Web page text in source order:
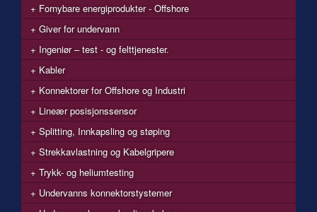
Fornybare energiprodukter - Offshore
Giver for undervann
Ingeniør – test - og felttjenester.
Kabler
Konnektorer for Offshore og Industri
Lineær posisjonssensor
Splitting, Innkapsling og støping
Strekkavlastning og Kabelgripere
Trykk- og heliumtesting
Undervanns konnektorstystemer